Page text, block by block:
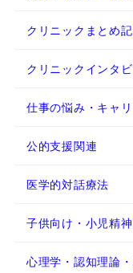
クリニックまとめ
クリニックインタ
仕事の悩み・キャ
公的支援関連
医学的対話療法
子供向け・小児精
心理学・認知理論